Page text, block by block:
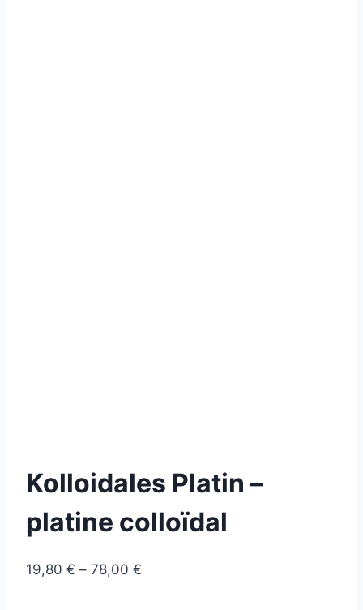
Kolloidales Platin –
platine colloïdal
19,80 € – 78,00 €